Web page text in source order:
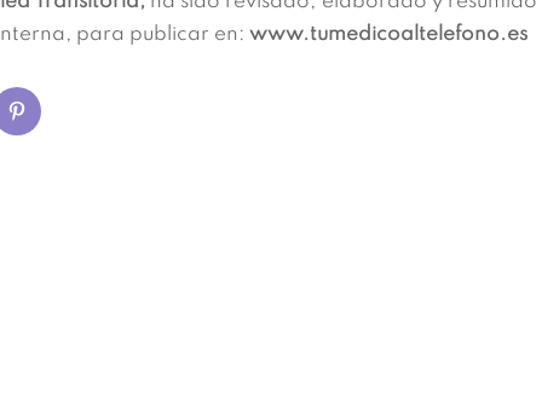
para publicar en:www.tumedicoaltelefono.es